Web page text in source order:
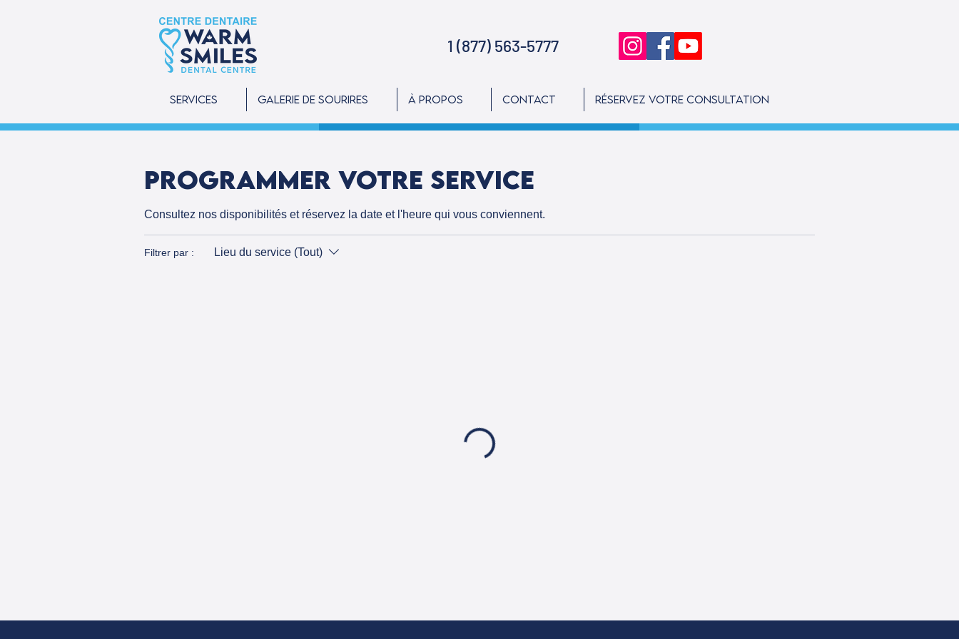
1 (877) 563-5777
Services Galerie de sourires À propos Contact Réservez votre consultation
Programmer votre service
Consultez nos disponibilités et réservez la date et l'heure qui vous conviennent.
Filtrer par : Lieu du service (Tout)